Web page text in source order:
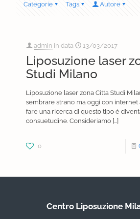
Categorie Tags Autore
admin in data 13/03/2017
Liposuzione laser
Studi Milano
Liposuzione laser zona Citta Studi
sembrare strano ma oggi con internet
fare una ricerca di questo tipo è
consuetudine. Consideriamo […]
0
Centro Liposuzione